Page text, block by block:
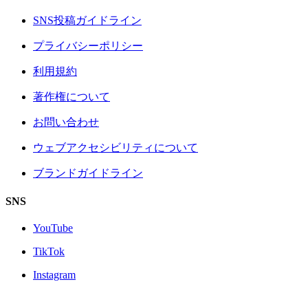
SNS投稿ガイドライン
プライバシーポリシー
利用規約
著作権について
お問い合わせ
ウェブアクセシビリティについて
ブランドガイドライン
SNS
YouTube
TikTok
Instagram